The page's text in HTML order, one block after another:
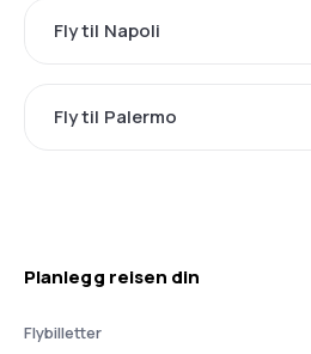
Fly til Napoli
Fly til Palermo
Planlegg reisen din
Flybilletter